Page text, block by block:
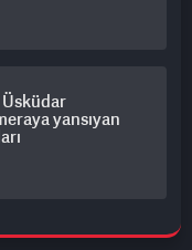
Üsküdar
yansıyan